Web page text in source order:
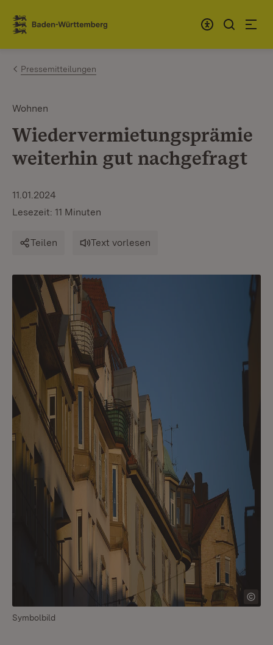
Zum Inhalt springen
Link zur Startseite
Pressemitteilungen
Wohnen
Wiedervermietungsprämie
weiterhin gut nachgefragt
11.01.2024
Lesezeit: 11 Minuten
Teilen Text vorlesen
Symbolbild